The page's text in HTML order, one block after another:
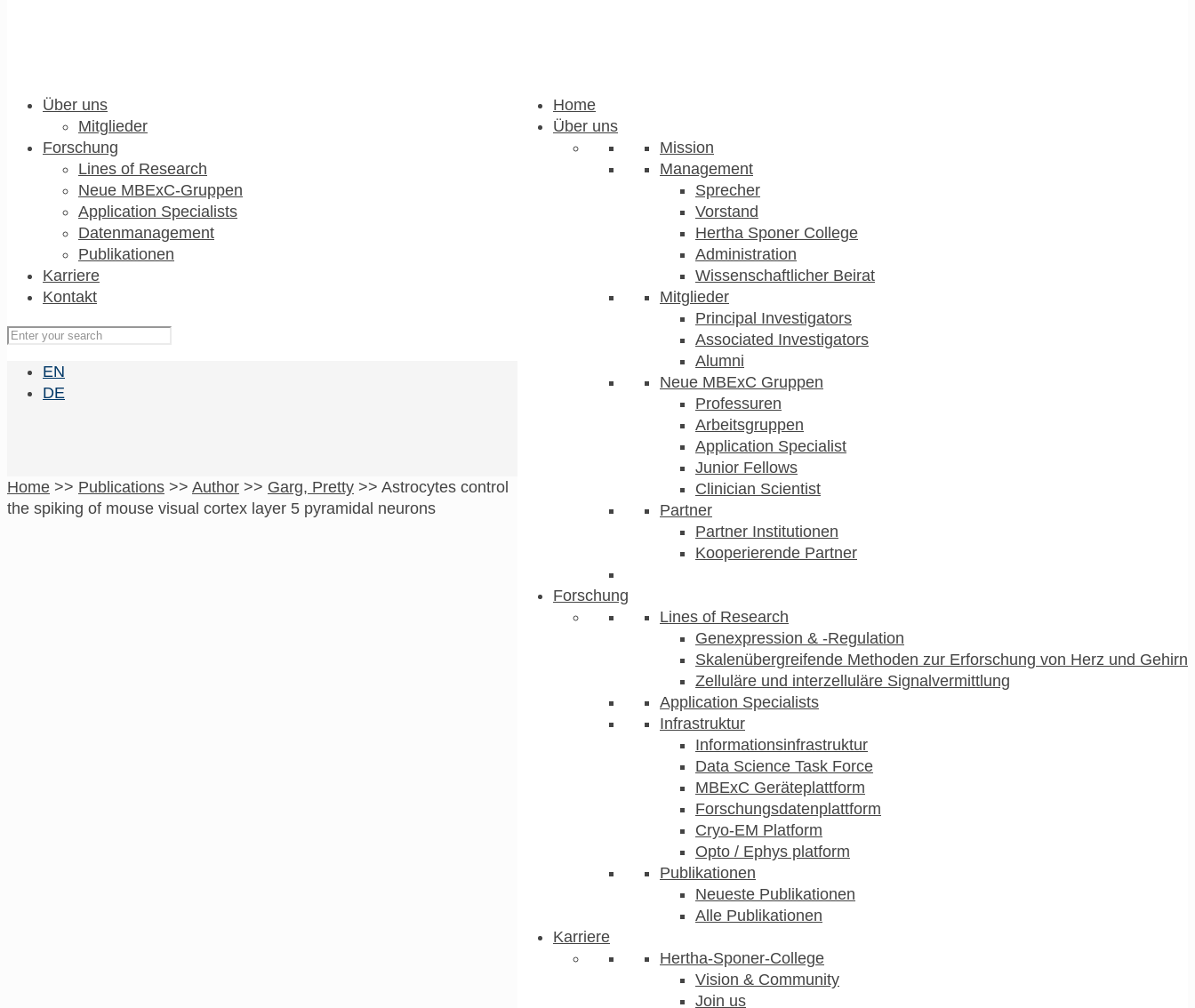
Home
Über uns
Mission
Management
Sprecher
Vorstand
Hertha Sponer College
Administration
Wissenschaftlicher Beirat
Mitglieder
Principal Investigators
Associated Investigators
Alumni
Neue MBExC Gruppen
Professuren
Arbeitsgruppen
Application Specialist
Junior Fellows
Clinician Scientist
Partner
Partner Institutionen
Kooperierende Partner
Forschung
Lines of Research
Genexpression & -Regulation
Skalenübergreifende Methoden zur Erforschung von Herz und Gehirn
Zelluläre und interzelluläre Signalvermittlung
Application Specialists
Infrastruktur
Informationsinfrastruktur
Data Science Task Force
MBExC Geräteplattform
Forschungsdatenplattform
Cryo-EM Platform
Opto / Ephys platform
Publikationen
Neueste Publikationen
Alle Publikationen
Karriere
Hertha-Sponer-College
Vision & Community
Join us
Über uns
Mitglieder
Forschung
Lines of Research
Neue MBExC-Gruppen
Application Specialists
Datenmanagement
Publikationen
Karriere
Kontakt
EN
DE
Home >> Publications >> Author >> Garg, Pretty >> Astrocytes control
the spiking of mouse visual cortex layer 5 pyramidal neurons